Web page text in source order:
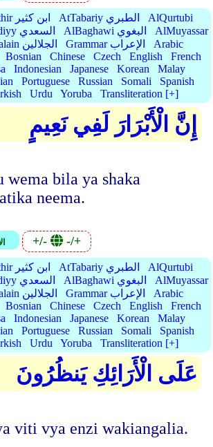
IbnKathir ابن كثير AtTabariy الطبري
AlQurtubi
AsSaadiyy السعدي AlBaghawi البغوي
AlMuyassar
AlJalalain الجلالين Grammar الإعراب
Arabic
Bosnian Chinese Czech English
French
Indonesian Japanese Korean
Malay
Portuguese Russian Somali
Spanish
Urdu Yoruba Transliteration [+]
إِنَّ الْأَبْرَارَ لَفِي نَعِيمٍ
wema bila ya shaka
neema.
+/- -/+
IbnKathir ابن كثير AtTabariy الطبري
AlQurtubi
AsSaadiyy السعدي AlBaghawi البغوي
AlMuyassar
AlJalalain الجلالين Grammar الإعراب
Arabic
Bosnian Chinese Czech English
French
Indonesian Japanese Korean
Malay
Portuguese Russian Somali
Spanish
Urdu Yoruba Transliteration [+]
عَلَى الْأَرَائِكِ يَنظُرُونَ
viti vya enzi wakiangalia.